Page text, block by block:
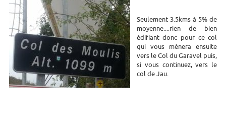
Seulement 3.5kms à 5% de
moyenne....rien de bien
édifiant donc pour ce col
qui vous mènera ensuite
vers le Col du Garavel puis,
si vous continuez, vers le
col de Jau.